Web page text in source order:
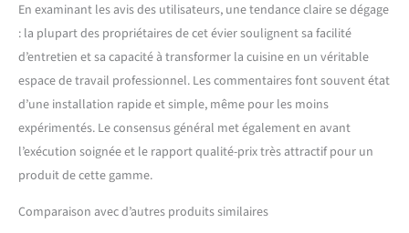
Équipé de chiffres
intelligents pour afficher le
robinet et une utilisation
pratique. Simplifiez la tâche
de nettoyage en tournant
simplement le bouton et en
contrôlant le débit d'eau. Le
design des touches de piano
robinet et le mode cascade.
En examinant les avis des utilisateurs, une tendance claire se dégage
: la plupart des propriétaires de cet évier soulignent sa facilité
d’entretien et sa capacité à transformer la cuisine en un véritable
espace de travail professionnel. Les commentaires font souvent état
d’une installation rapide et simple, même pour les moins
expérimentés. Le consensus général met également en avant
l’exécution soignée et le rapport qualité-prix très attractif pour un
produit de cette gamme.
Comparaison avec d’autres produits similaires